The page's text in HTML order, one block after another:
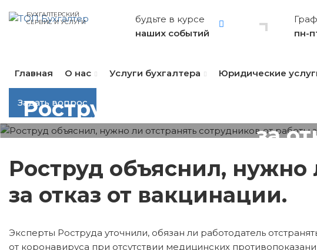
БУХГАЛТЕРСКИЙ
СЕРВИС И УСЛУГИ
будьте в курсе
наших событий
пн-
Главная О нас Услуги бухгалтера Юридические
Задать вопрос
Роструд объяснил,
за
Роструд объяснил, нужно
за отказ от вакцинации.
Эксперты Роструда уточнили, обязан ли работодатель
от коронавируса при отсутствии медицинских